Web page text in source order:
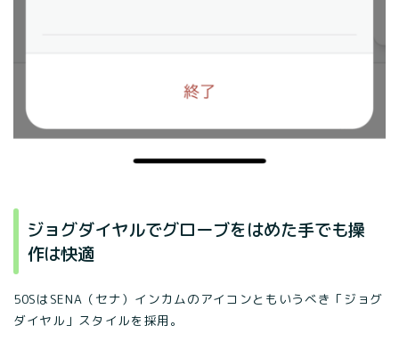
ジョグダイヤルでグローブをはめた手でも操
作は快適
50SはSENA（セナ）インカムのアイコンともいうべき「ジョグ
ダイヤル」スタイルを採用。